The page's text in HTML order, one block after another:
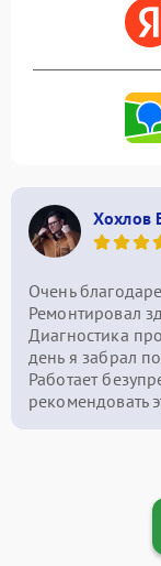
Хохлов
Очень
Ремонтировал
Диагностика
день я забрал
Работает
рекомендовать